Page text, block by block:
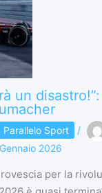
un disastro!”:
Parallelo Sport /
2026
per la